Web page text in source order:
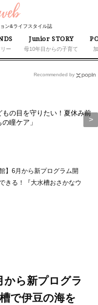
ン&ライフスタイル誌
ー
Junior STORY
母10年目からの子育て
もの目を守りたい！夏休み前
瞳ケア」
Recommended by
】6月から新プログラム開
る！『大水槽おさかなウ
から新プログラ
で伊豆の海を